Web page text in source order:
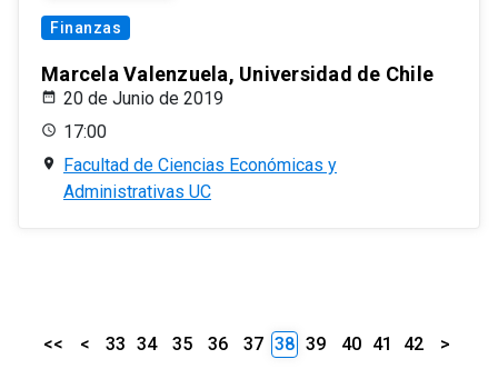
Finanzas
Marcela Valenzuela, Universidad de Chile
20 de Junio de 2019
17:00
Facultad de Ciencias Económicas y
Administrativas UC
<< < 33 34 35 36 37 38 39 40 41 42 >